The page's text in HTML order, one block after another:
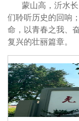
蒙山高，沂水
们聆听历史的回响
命，以青春之我、
复兴的壮丽篇章。